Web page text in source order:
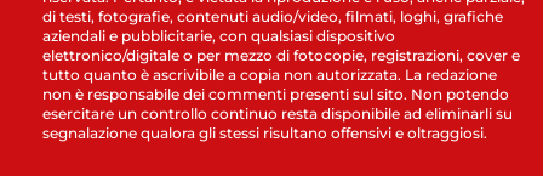
di testi, fotografie, contenuti audio/video, filmati, loghi, grafiche
aziendali e pubblicitarie, con qualsiasi dispositivo
elettronico/digitale o per mezzo di fotocopie, registrazioni, cover e
tutto quanto è ascrivibile a copia non autorizzata. La redazione
non è responsabile dei commenti presenti sul sito. Non potendo
esercitare un controllo continuo resta disponibile ad eliminarli su
segnalazione qualora gli stessi risultano offensivi e oltraggiosi.